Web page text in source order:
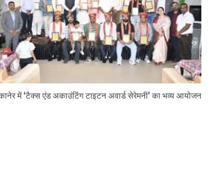
में ‘टैक्स एंड अकाउंटिंग टाइटन अवार्ड सेरेमनी’ का भव्य आयोजन